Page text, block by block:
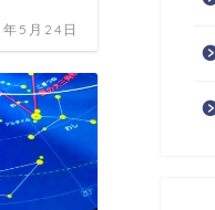
5月24日